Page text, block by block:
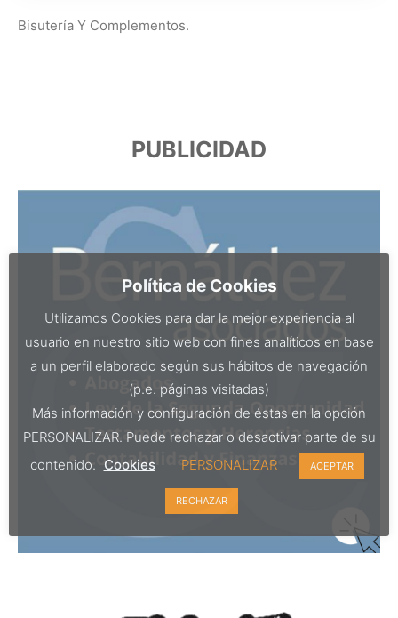
Bisutería Y Complementos.
PUBLICIDAD
Política de Cookies
Utilizamos Cookies para dar la mejor experiencia al
usuario en nuestro sitio web con fines analíticos en base
a un perfil elaborado según sus hábitos de navegación
(p.e. páginas visitadas)
Más información y configuración de éstas en la opción
PERSONALIZAR. Puede rechazar o desactivar parte de su
contenido. Cookies PERSONALIZAR ACEPTAR
RECHAZAR